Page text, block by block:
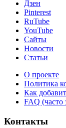
Дзен
Pinterest
RuTube
YouTube
Сайты
Новости
Статьи
О проекте
Политика
Как
FAQ (часто
Контакты